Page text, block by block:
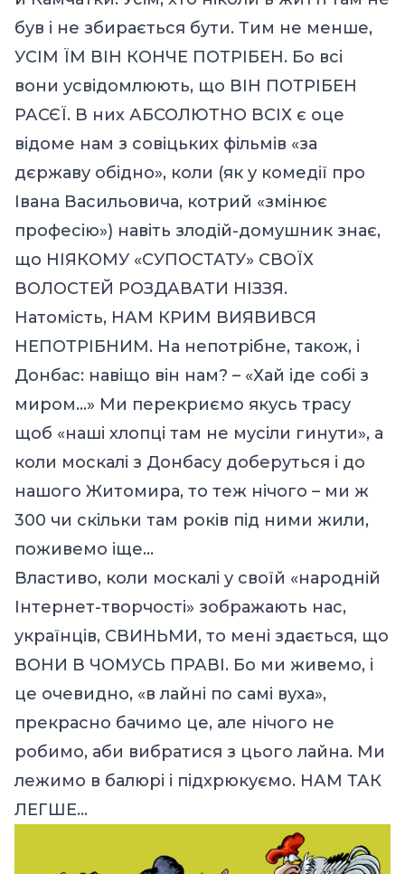
був і не збирається бути. Тим не менше,
УСІМ ЇМ ВІН КОНЧЕ ПОТРІБЕН. Бо всі
вони усвідомлюють, що ВІН ПОТРІБЕН
РАСЄЇ. В них АБСОЛЮТНО ВСІХ є оце
відоме нам з совіцьких фільмів «за
дєржаву обідно», коли (як у комедії про
Івана Васильовича, котрий «змінює
професію») навіть злодій-домушник знає,
що НІЯКОМУ «СУПОСТАТУ» СВОЇХ
ВОЛОСТЕЙ РОЗДАВАТИ НІЗЗЯ.
Натомість, НАМ КРИМ ВИЯВИВСЯ
НЕПОТРІБНИМ. На непотрібне, також, і
Донбас: навіщо він нам? – «Хай іде собі з
миром…» Ми перекриємо якусь трасу
щоб «наші хлопці там не мусіли гинути», а
коли москалі з Донбасу доберуться і до
нашого Житомира, то теж нічого – ми ж
300 чи скільки там років під ними жили,
поживемо іще…
Властиво, коли москалі у своїй «народній
Інтернет-творчості» зображають нас,
українців, СВИНЬМИ, то мені здається, що
ВОНИ В ЧОМУСЬ ПРАВІ. Бо ми живемо, і
це очевидно, «в лайні по самі вуха»,
прекрасно бачимо це, але нічого не
робимо, аби вибратися з цього лайна. Ми
лежимо в балюрі і підхрюкуємо. НАМ ТАК
ЛЕГШЕ…